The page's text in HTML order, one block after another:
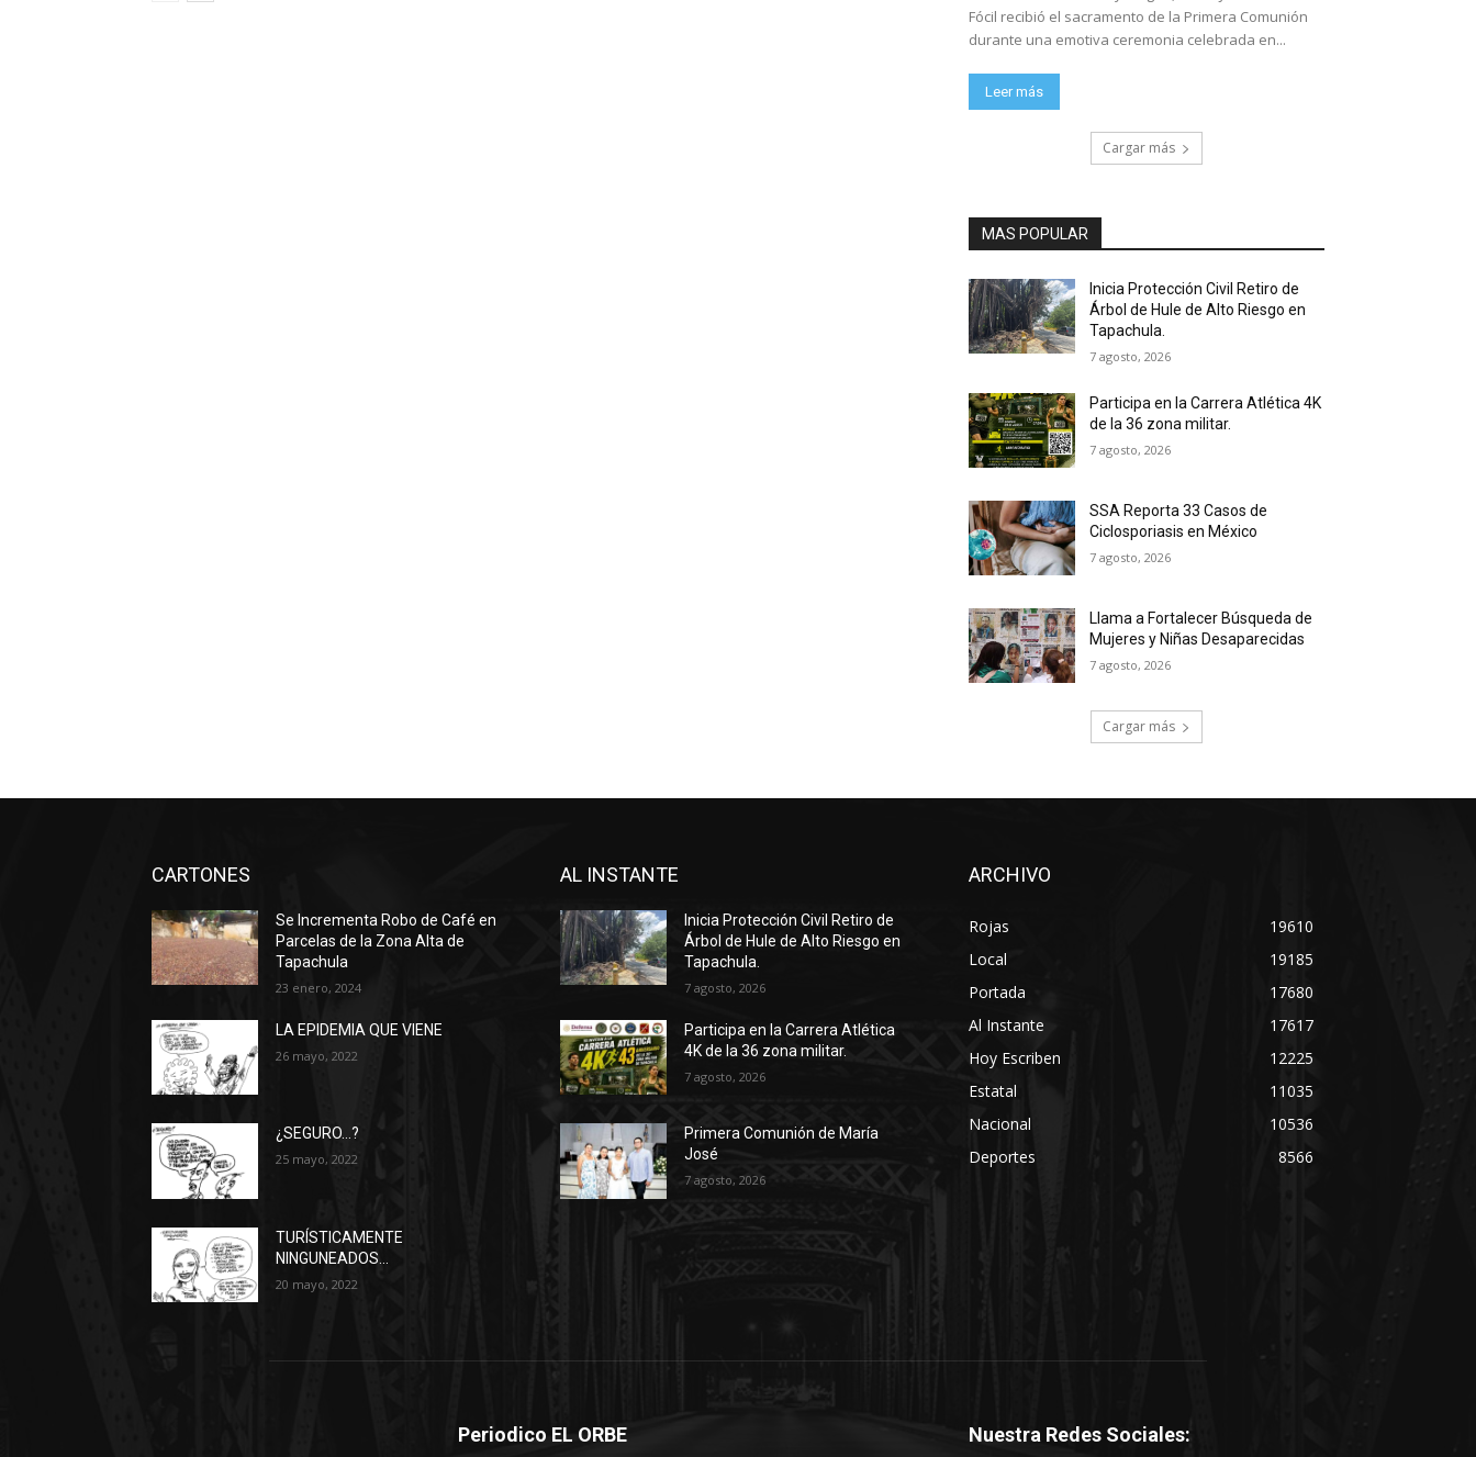
Fócil recibió el sacramento de la Primera Comunión
durante una emotiva ceremonia celebrada en...
Leer más
Cargar más
MAS POPULAR
Inicia Protección Civil Retiro de
Árbol de Hule de Alto Riesgo en
Tapachula.
7 agosto, 2026
Participa en la Carrera Atlética 4K
de la 36 zona militar.
7 agosto, 2026
SSA Reporta 33 Casos de
Ciclosporiasis en México
7 agosto, 2026
Llama a Fortalecer Búsqueda de
Mujeres y Niñas Desaparecidas
7 agosto, 2026
Cargar más
CARTONES
Se Incrementa Robo de Café en
Parcelas de la Zona Alta de
Tapachula
23 enero, 2024
LA EPIDEMIA QUE VIENE
26 mayo, 2022
¿SEGURO…?
25 mayo, 2022
TURÍSTICAMENTE
NINGUNEADOS…
20 mayo, 2022
AL INSTANTE
Inicia Protección Civil Retiro de
Árbol de Hule de Alto Riesgo en
Tapachula.
7 agosto, 2026
Participa en la Carrera Atlética
4K de la 36 zona militar.
7 agosto, 2026
Primera Comunión de María
José
7 agosto, 2026
ARCHIVO
Rojas
19610
Local
19185
Portada
17680
Al Instante
17617
Hoy Escriben
12225
Estatal
11035
Nacional
10536
Deportes
8566
Periodico EL ORBE Nuestra Redes Sociales: